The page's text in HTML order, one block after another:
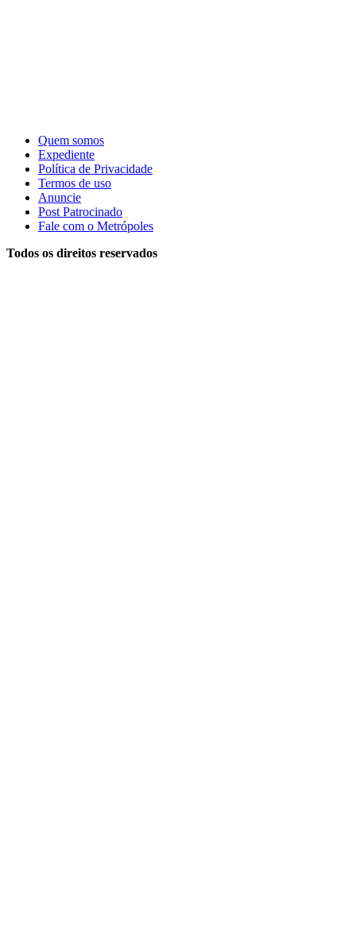
Quem somos
Expediente
Política de Privacidade
Termos de uso
Anuncie
Post Patrocinado
Fale com o Metrópoles
Todos os direitos reservados